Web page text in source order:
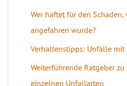
Wer haftet für den
angefahren wurde?
Verhaltenstipps: Unfälle mit
Weiterführende Ratgeber
einzelnen Unfallarten